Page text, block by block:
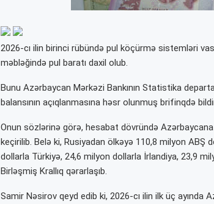
2026-cı ilin birinci rübündə pul köçürmə sistemləri
məbləğində pul baratı daxil olub.
Bunu Azərbaycan Mərkəzi Bankının Statistika
balansının açıqlanmasına həsr olunmuş brifinqdə
Onun sözlərinə görə, hesabat dövründə
keçirilib. Belə ki, Rusiyadan ölkəyə 110,8 milyon ABŞ
dollarla Türkiyə, 24,6 milyon dollarla İrlandiya, 23,9
Birləşmiş Krallıq qərarlaşıb.
Samir Nəsirov qeyd edib ki, 2026-cı ilin ilk üç ayında